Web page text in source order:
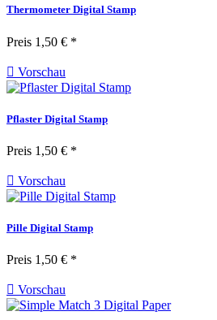
Thermometer Digital Stamp
Preis 1,50 € *
 Vorschau
Pflaster Digital Stamp
Preis 1,50 € *
 Vorschau
Pille Digital Stamp
Preis 1,50 € *
 Vorschau